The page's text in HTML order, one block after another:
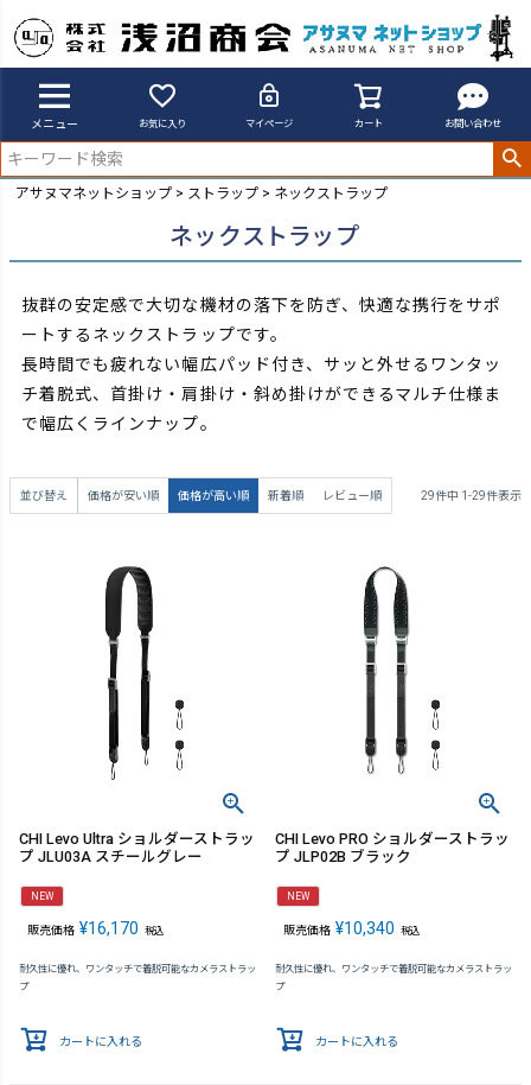
メニュー お気に入り マイページ カート お問い合わせ
アサヌマネットショップ ストラップ ネックストラップ
ネックストラップ
抜群の安定感で大切な機材の落下を防ぎ、快適な携行をサポ
ートするネックストラップです。
長時間でも疲れない幅広パッド付き、サッと外せるワンタッ
チ着脱式、首掛け・肩掛け・斜め掛けができるマルチ仕様ま
で幅広くラインナップ。
並び替え 価格が安い順 価格が高い順 新着順 レビュー順 29件中 1 -29件表示
CHI Levo Ultra ショルダーストラッ
プ JLU03A スチールグレー
NEW
販売価格 ¥16,170 税込
耐久性に優れ、ワンタッチで着脱可能なカメラストラッ
プ
カートに入れる
CHI Levo PRO ショルダーストラッ
プ JLP02B ブラック
NEW
販売価格 ¥10,340 税込
耐久性に優れ、ワンタッチで着脱可能なカメラストラッ
プ
カートに入れる